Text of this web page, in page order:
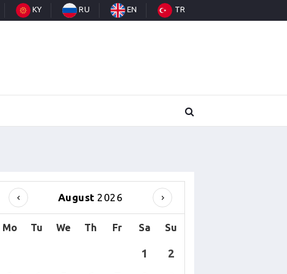
KY RU EN TR
August 2026
Mo Tu We Th Fr Sa Su
1
2